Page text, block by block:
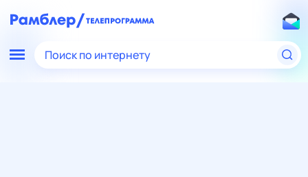
Поиск по интернету